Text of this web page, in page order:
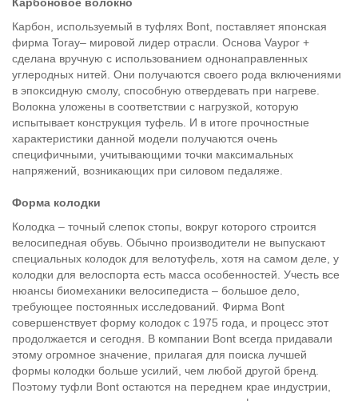
Карбоновое волокно
Карбон, используемый в туфлях Bont, поставляет японская
фирма Toray– мировой лидер отрасли. Основа Vaypor +
сделана вручную с использованием однонаправленных
углеродных нитей. Они получаются своего рода включениями
в эпоксидную смолу, способную отвердевать при нагреве.
Волокна уложены в соответствии с нагрузкой, которую
испытывает конструкция туфель. И в итоге прочностные
характеристики данной модели получаются очень
специфичными, учитывающими точки максимальных
напряжений, возникающих при силовом педаляже.
Форма колодки
Колодка – точный слепок стопы, вокруг которого строится
велосипедная обувь. Обычно производители не выпускают
специальных колодок для велотуфель, хотя на самом деле, у
колодки для велоспорта есть масса особенностей. Учесть все
нюансы биомеханики велосипедиста – большое дело,
требующее постоянных исследований. Фирма Bont
совершенствует форму колодок с 1975 года, и процесс этот
продолжается и сегодня. В компании Bont всегда придавали
этому огромное значение, прилагая для поиска лучшей
формы колодки больше усилий, чем любой другой бренд.
Поэтому туфли Bont остаются на переднем крае индустрии,